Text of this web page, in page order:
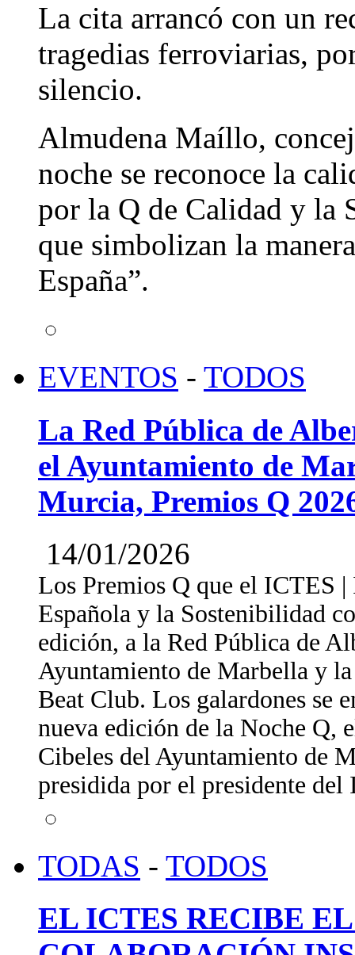
La cita arrancó con un
tragedias ferroviarias,
silencio.
Almudena Maíllo,
noche se reconoce la
por la Q de Calidad y la
que simbolizan la
España”.
EVENTOS - TODOS
La Red Pública de
el Ayuntamiento de
Murcia, Premios Q
14/01/2026
Los Premios Q que el ICTES
Española y la Sostenibilidad
edición, a la Red Pública de
Ayuntamiento de Marbella y
Beat Club. Los galardones se
nueva edición de la Noche Q,
Cibeles del Ayuntamiento de
presidida por el presidente
TODAS - TODOS
EL ICTES RECIBE